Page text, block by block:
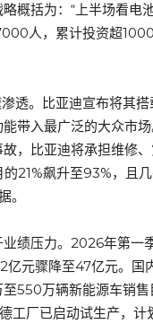
概括为：“上半场看
人，累计投资超
透。比亚迪宣布将其
带入最广泛的大众市
，比亚迪将承担维修
飙升至93%，且
。
绩压力。2026年第一
亿元骤降至47亿元。
550万辆新能源车销
工厂已启动试生产，